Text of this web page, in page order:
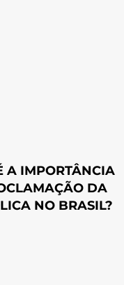
A IMPORTÂNCIA
DA
NO BRASIL?